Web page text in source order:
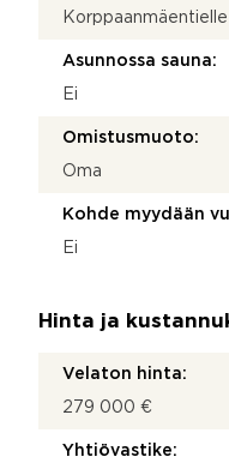
Asunnossa sauna:
Ei
Omistusmuoto:
Oma
Kohde myydään
Ei
Hinta ja
Velaton hinta:
279 000 €
Yhtiövastike: